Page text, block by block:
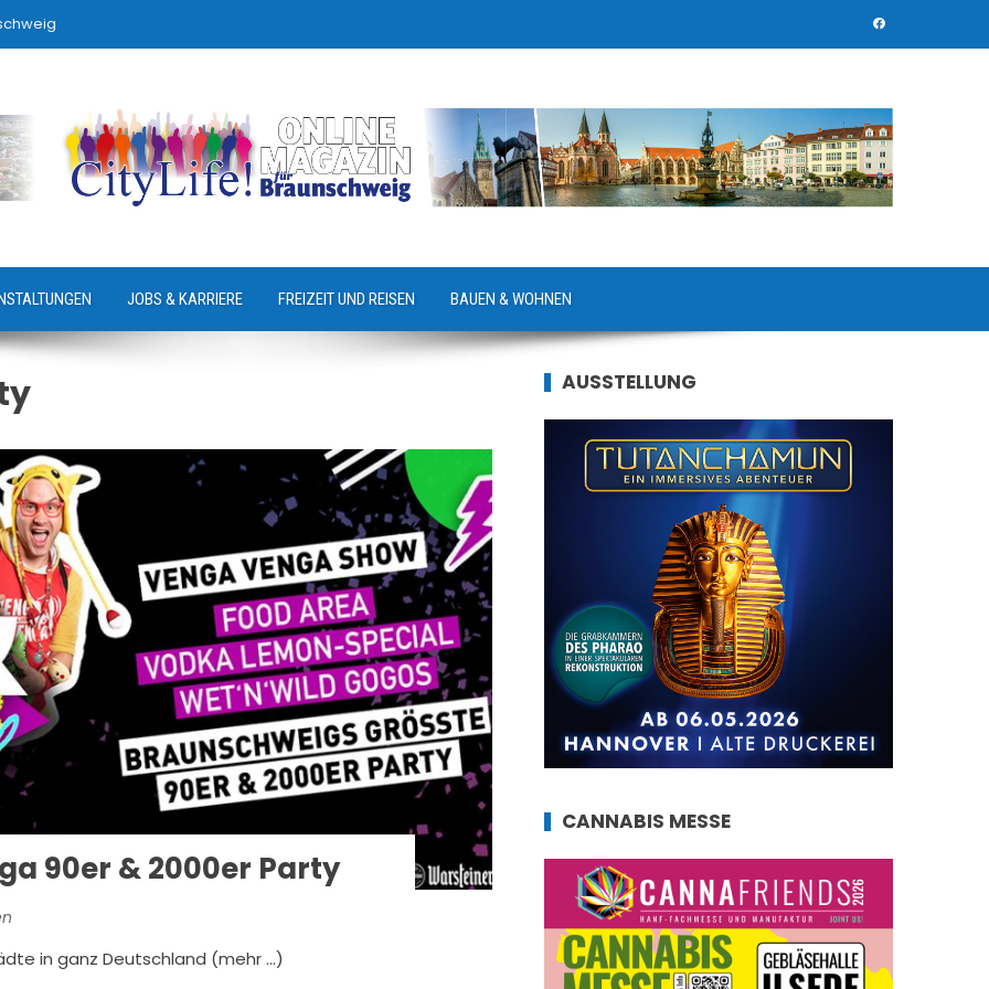
JOBS & KARRIERE FREIZEIT UND REISEN BAUEN & WOHNEN
90er & 2000er Party
in ganz Deutschland (mehr …)
AUSSTELLUNG
CANNABIS MESSE